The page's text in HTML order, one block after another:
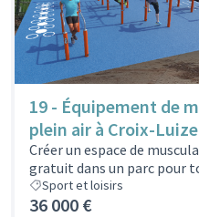
19 - Équipement de
plein air à Croix-
Créer un espace de
gratuit dans un parc pour
Sport et loisirs
36 000 €